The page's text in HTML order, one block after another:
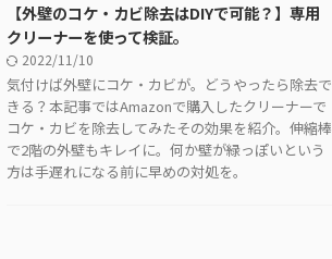
【外壁のコケ・カビ除去はDIYで可能？】専用
クリーナーを使って検証。
2022/11/10
気付けば外壁にコケ・カビが。どうやったら除去で
きる？本記事ではAmazonで購入したクリーナーで
コケ・カビを除去してみたその効果を紹介。伸縮棒
で2階の外壁もキレイに。何か壁が緑っぽいという
方は手遅れになる前に早めの対処を。